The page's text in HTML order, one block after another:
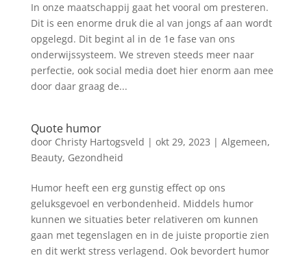
In onze maatschappij gaat het vooral om presteren.
Dit is een enorme druk die al van jongs af aan wordt
opgelegd. Dit begint al in de 1e fase van ons
onderwijssysteem. We streven steeds meer naar
perfectie, ook social media doet hier enorm aan mee
door daar graag de...
Quote humor
door Christy Hartogsveld | okt 29, 2023 | Algemeen,
Beauty, Gezondheid
Humor heeft een erg gunstig effect op ons
geluksgevoel en verbondenheid. Middels humor
kunnen we situaties beter relativeren om kunnen
gaan met tegenslagen en in de juiste proportie zien
en dit werkt stress verlagend. Ook bevordert humor